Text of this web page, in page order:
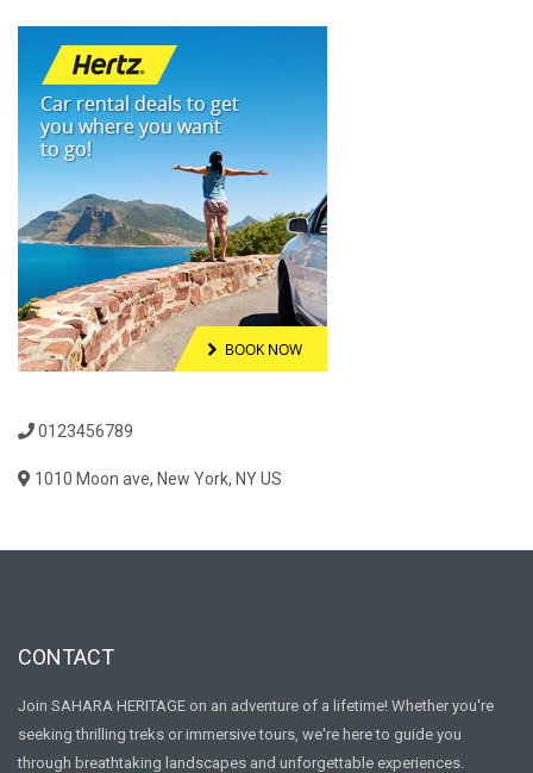
0123456789
1010 Moon ave, New York, NY US
CONTACT
Join SAHARA HERITAGE on an adventure of a lifetime! Whether you're
seeking thrilling treks or immersive tours, we're here to guide you
through breathtaking landscapes and unforgettable experiences.